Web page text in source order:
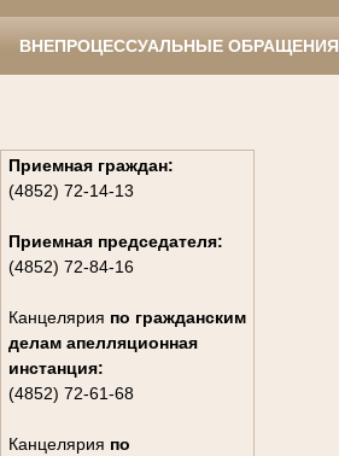
ВНЕПРОЦЕССУАЛЬНЫЕ ОБРАЩЕНИЯ
Приемная граждан:
(4852) 72-14-13
Приемная председателя:
(4852) 72-84-16
Канцелярия по гражданским
делам апелляционная
инстанция:
(4852) 72-61-68
Канцелярия по